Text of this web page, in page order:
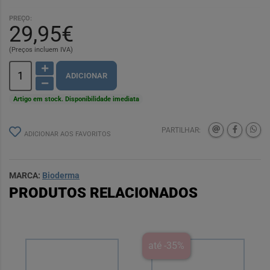
PREÇO:
29,95€
(Preços incluem IVA)
ADICIONAR
Artigo em stock. Disponibilidade imediata
ADICIONAR AOS FAVORITOS PARTILHAR:
MARCA: Bioderma
PRODUTOS RELACIONADOS
até -35%